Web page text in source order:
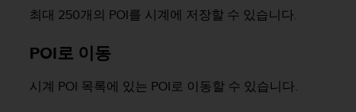
최대 250개의 POI를 시계에 저장할 수 있습니다.
POI로 이동
시계 POI 목록에 있는 POI로 이동할 수 있습니다.